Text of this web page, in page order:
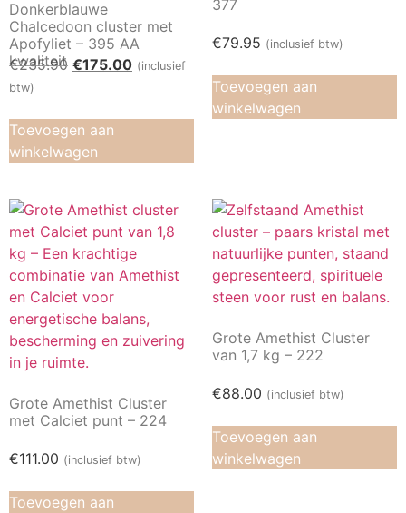
Donkerblauwe
Chalcedoon cluster met
Apofyliet – 395 AA
kwaliteit
€235.90 €175.00 (inclusief
btw)
Toevoegen aan
winkelwagen
377
€79.95 (inclusief btw)
Toevoegen aan
winkelwagen
Grote Amethist Cluster
met Calciet punt – 224
€111.00 (inclusief btw)
Toevoegen aan
Grote Amethist Cluster
van 1,7 kg – 222
€88.00 (inclusief btw)
Toevoegen aan
winkelwagen